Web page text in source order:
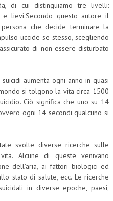
di cui distinguiamo tre livelli:
e lievi.Secondo questo autore il
che decide terminare la
uccide se stesso, scegliendo
di non essere disturbato
aumenta ogni anno in quasi
si tolgono la vita circa 1500
Ciò significa che uno su 14
ogni 14 secondi qualcuno si
svolte diverse ricerche sulle
Alcune di queste venivano
dell’aria, ai fattori biologici ed
stato di salute, ecc. Le ricerche
in diverse epoche, paesi,